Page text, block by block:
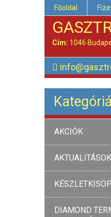
Főoldal
Cím: 1046
AKCIÓK
DIAMOND